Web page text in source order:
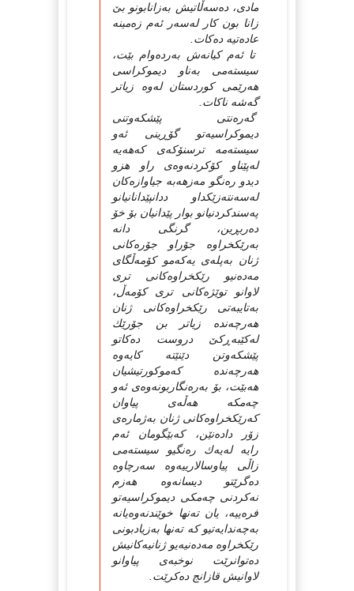
مادی، دەسەڵاتیش بەزانابونو بێ
زانا بون كار لەسەر ئەم زەمینە
عادەتیە دەكات.
تا ئەم كیانەش بەردەوام بێت،
سیستەمی بەناو دیموكراسی
هەرێمی كوردستان لەوە زیاتر
گەشە ناكات.
گەرەنتی پێشكەوتنی
دیموكراسیەتو گۆڕینی ئەو
سیستەمە ترسنۆكەی كەهەیە
لەپێناو كۆكردنەوەی راو هزو
دیدو رەنگو مەزهەبە جیاوازەكان
لەسەنتەزێكداو ددانپێدانانیانو
پەسندكردنیانو بوار پێدانیان بۆ خۆ
دەربڕین، گرنگی دانە
بەرێكخراوە جۆراو جۆرەكانی
ژنان بەپلەی یەكەمو كۆمەڵگای
مەدەنیو رێكخراوەكانی تری
لاوانو توێژەكانی تری كۆمەڵ،
بەتایبەتی رێكخراوەكانی ژنان
هەرچەندە زیاتر بن جۆرێك
لەكێبەڕكێ دروست دەكاتو
پێشكەوتن دێنێتە كایەوە
هەرچەندە كەموكورتیشیان
هەبێت، بۆ بەرەنگاربونەوەی ئەو
چەمكە هەڵەی پیاوان
كەرێكخراوەكانی ژنان بەژمارەی
زۆر دادەنێن، كەبێگومان ئەم
رایە لەیەك رەنگیو سیستەمی
زاڵی پیاوسالارییەوە سەرچاوە
دەگرێتو دیسانەوە هەزم
نەكردنی چەمكی دیموكراسیەتو
فرەییە، یان تەنها خوێندنەوەیانە
بەچەندایەتیو كە تەنها بەزیادبونی
رێكخراوە مەدەنیەیو ژنانیەكانیش
دەتوانرێت نوخبەی پیاوانو
لاوانیش قازانج دەكرێت.